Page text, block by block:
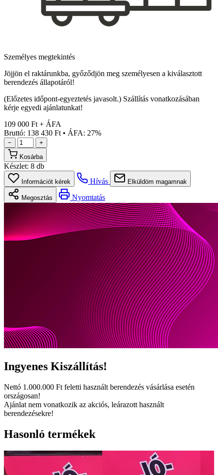
Személyes megtekintés
Jöjjön el raktárunkba, győződjön meg személyesen a kiválasztott
berendezés állapotáról!
(Előzetes időpont-egyeztetés javasolt.) Szállítás vonatkozásában
kérje egyedi ajánlatunkat!
109 000 Ft + ÁFA
Bruttó: 138 430 Ft • ÁFA: 27%
−
+
Kosárba
Készlet: 8 db
Információt kérek Hívás Elküldöm magamnak
Megosztás Nyomtatás
Ingyenes Kiszállítás!
Nettó 1.000.000 Ft feletti használt berendezés vásárlása esetén
országosan!
Ajánlat nem vonatkozik az akciós, leárazott használt
berendezésekre!
Hasonló termékek